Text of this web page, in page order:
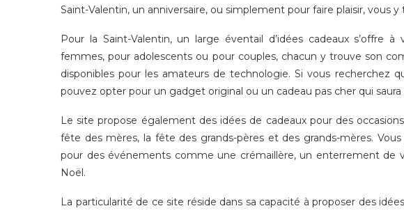
Saint-Valentin, un anniversaire, ou simplement pour faire plaisir, vous
Pour la Saint-Valentin, un large éventail d’idées cadeaux s’offre
femmes, pour adolescents ou pour couples, chacun y trouve son
disponibles pour les amateurs de technologie. Si vous recherchez
pouvez opter pour un gadget original ou un cadeau pas cher qui saura
Le site propose également des idées de cadeaux pour des
fête des mères, la fête des grands-pères et des grands-mères.
pour des événements comme une crémaillère, un enterrement de
Noël.
La particularité de ce site réside dans sa capacité à proposer des